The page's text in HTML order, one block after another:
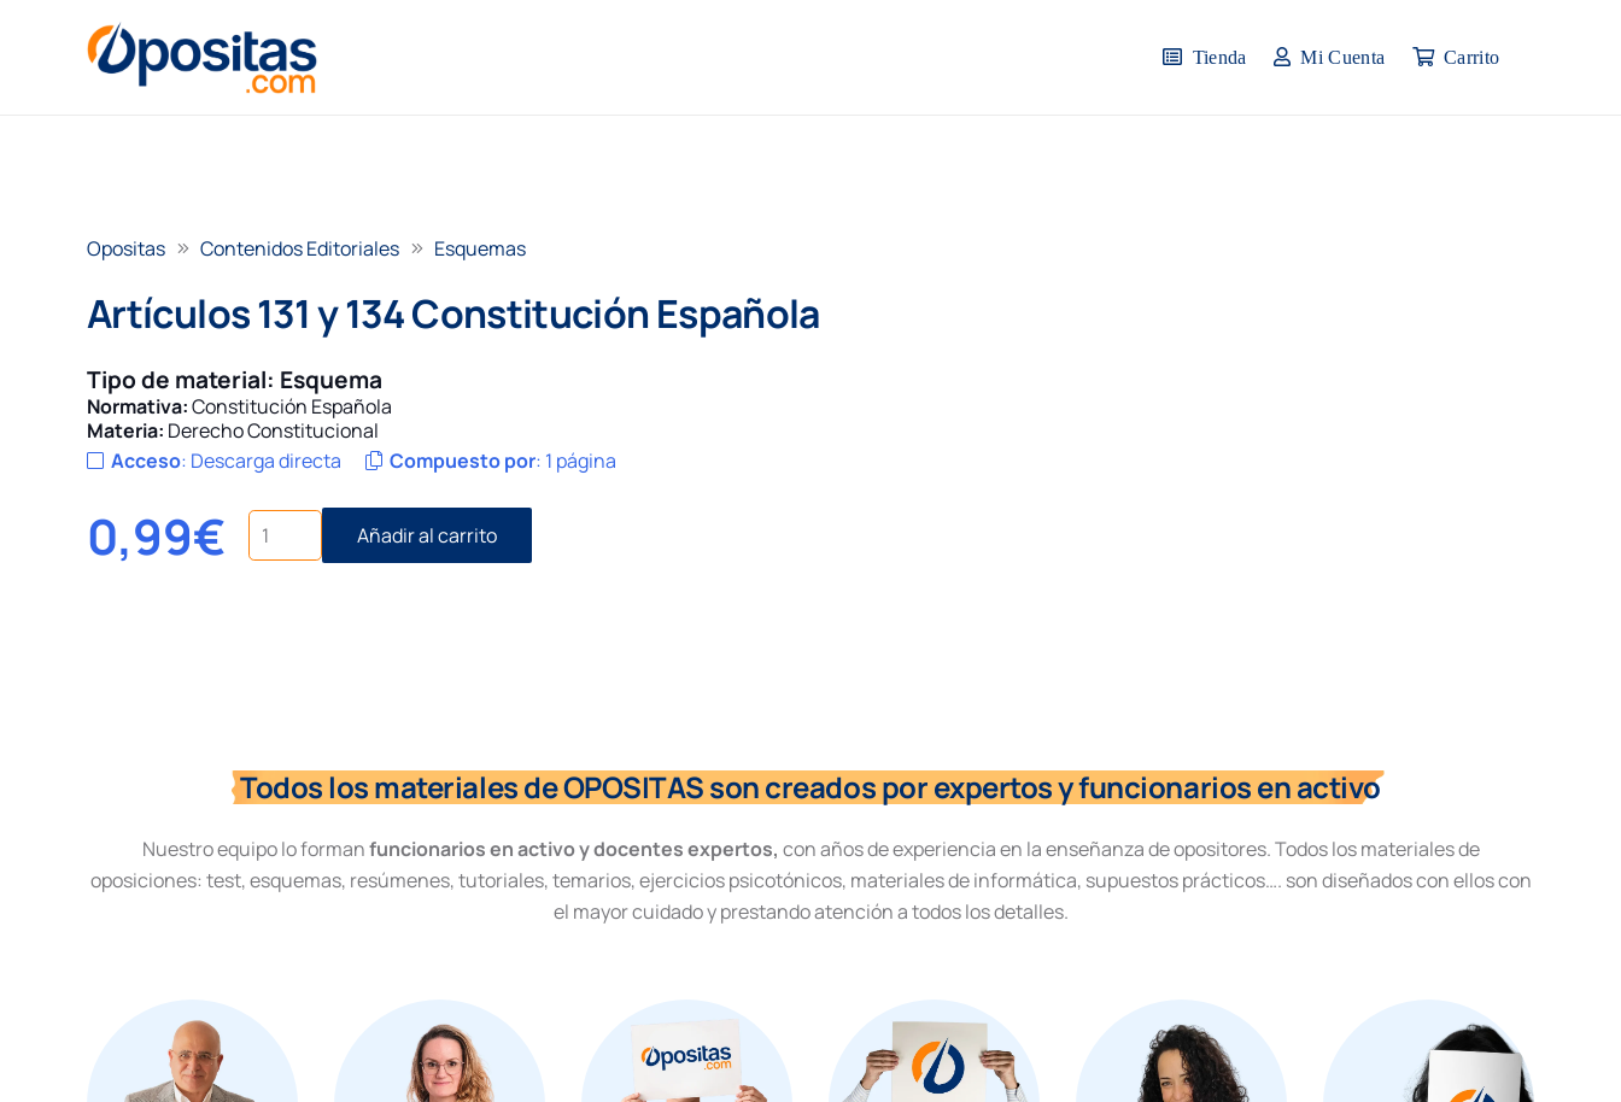
Tienda Mi Cuenta Carrito
Opositas Contenidos Editoriales Esquemas
Artículos 131 y 134 Constitución Española
Tipo de material: Esquema
Normativa:Constitución Española
Materia: Derecho Constitucional
Acceso: Descarga directa Compuesto por: 1 página
0,99€
Artículos
131
y
Añadir al carrito
Todos los materiales de OPOSITAS son creados por expertos y funcionarios en activo
Nuestro equipo lo formanfuncionarios en activo y docentes expertos, con años de experiencia en la enseñanza de opositores. Todos los materiales de
oposiciones: test, esquemas, resúmenes, tutoriales, temarios, ejercicios psicotónicos, materiales de informática, supuestos prácticos…. son diseñados con ellos con
el mayor cuidado y prestando atención a todos los detalles.